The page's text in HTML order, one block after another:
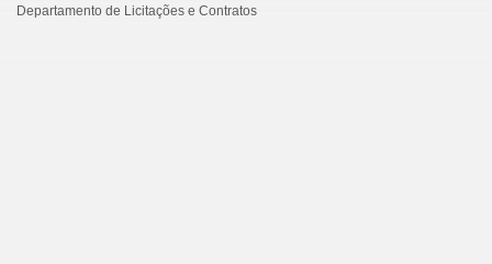
Departamento de Licitações e Contratos